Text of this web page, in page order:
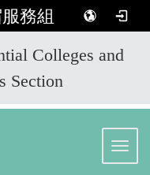
務組
Colleges and
Section